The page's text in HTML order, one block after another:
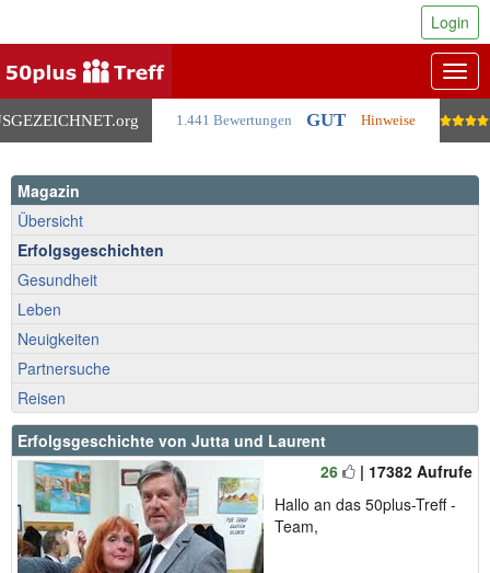
.org 1.441 Bewertungen GUT Hinweise
Login
Magazin
Übersicht
Erfolgsgeschichten
Gesundheit
Leben
Neuigkeiten
Partnersuche
Reisen
Erfolgsgeschichte von Jutta und Laurent
26
| 17382 Aufrufe
Hallo an das 50plus-Treff -
Team,